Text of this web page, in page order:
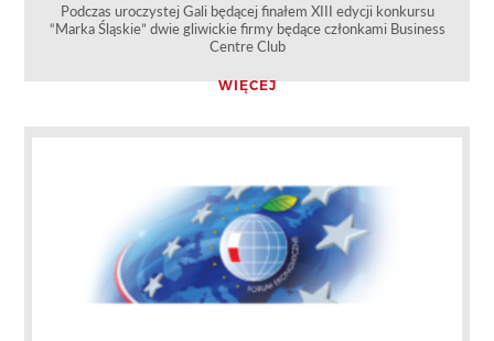
Podczas uroczystej Gali będącej finałem XIII edycji konkursu
“Marka Śląskie” dwie gliwickie firmy będące członkami Business
Centre Club
WIĘCEJ